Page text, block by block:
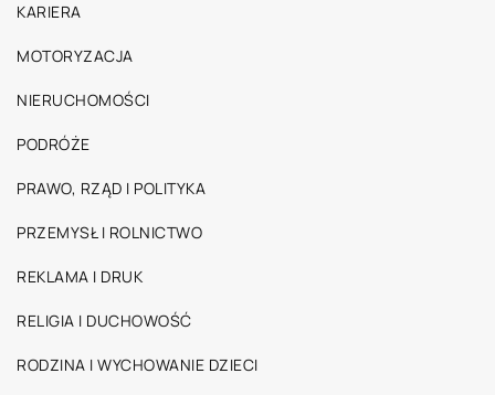
KARIERA
MOTORYZACJA
NIERUCHOMOŚCI
PODRÓŻE
PRAWO, RZĄD I POLITYKA
PRZEMYSŁ I ROLNICTWO
REKLAMA I DRUK
RELIGIA I DUCHOWOŚĆ
RODZINA I WYCHOWANIE DZIECI